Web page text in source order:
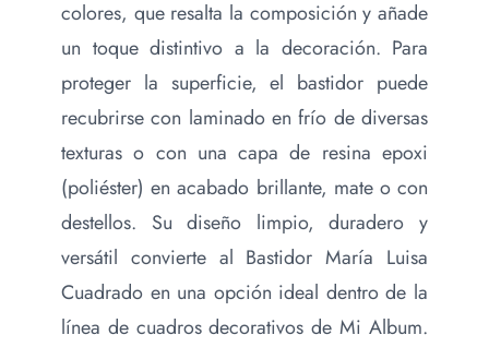
colores, que resalta la composición y añade
un toque distintivo a la decoración. Para
proteger la superficie, el bastidor puede
recubrirse con laminado en frío de diversas
texturas o con una capa de resina epoxi
(poliéster) en acabado brillante, mate o con
destellos. Su diseño limpio, duradero y
versátil convierte al Bastidor María Luisa
Cuadrado en una opción ideal dentro de la
línea de cuadros decorativos de Mi Album.